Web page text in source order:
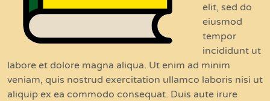
elit, sed do
eiusmod
tempor
incididunt ut
labore et dolore magna aliqua. Ut enim ad minim
veniam, quis nostrud exercitation ullamco laboris nisi ut
aliquip ex ea commodo consequat. Duis aute irure